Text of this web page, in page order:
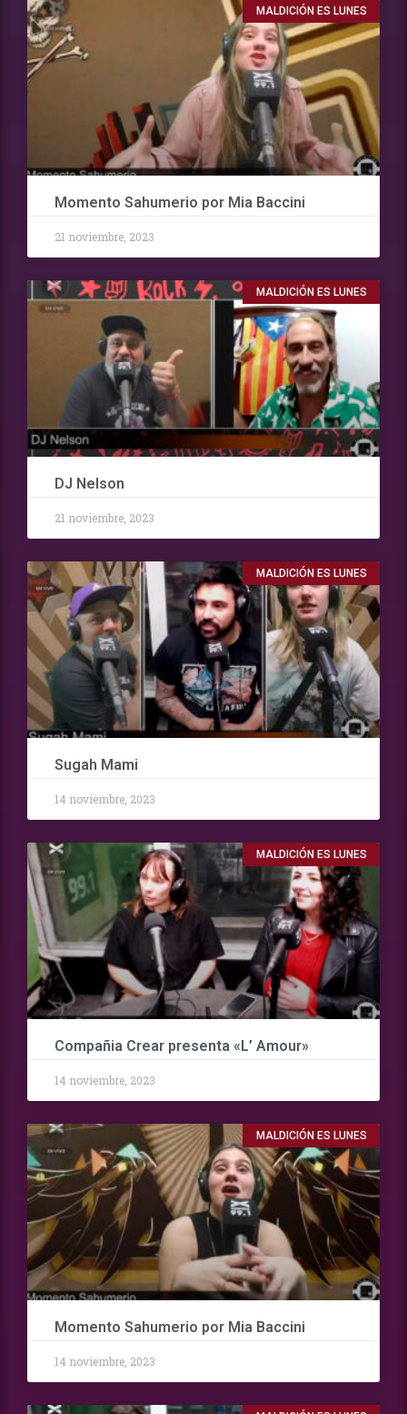
MALDICIÓN ES LUNES
Momento Sahumerio por Mia Baccini
21 noviembre, 2023
MALDICIÓN ES LUNES
DJ Nelson
21 noviembre, 2023
MALDICIÓN ES LUNES
Sugah Mami
14 noviembre, 2023
MALDICIÓN ES LUNES
Compañia Crear presenta «L’ Amour»
14 noviembre, 2023
MALDICIÓN ES LUNES
Momento Sahumerio por Mia Baccini
14 noviembre, 2023